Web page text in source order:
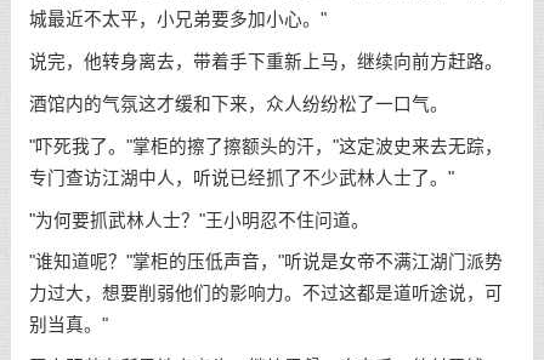
城最近不太平，小兄弟要多加小心。"
说完，他转身离去，带着手下重新上马，继续向前方赶路。
酒馆内的气氛这才缓和下来，众人纷纷松了一口气。
"吓死我了。"掌柜的擦了擦额头的汗，"这定波史来去无踪，
专门查访江湖中人，听说已经抓了不少武林人士了。"
"为何要抓武林人士？"王小明忍不住问道。
"谁知道呢？"掌柜的压低声音，"听说是女帝不满江湖门派势
力过大，想要削弱他们的影响力。不过这都是道听途说，可
别当真。"